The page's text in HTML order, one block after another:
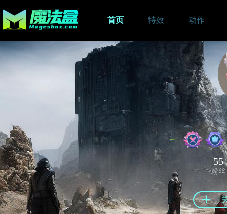
首页 特效 动作
55
粉丝